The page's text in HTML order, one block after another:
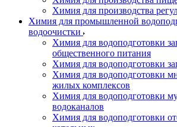
Химия для производства
Химия для промышленной
водоочистки
Химия для водоподготовки
общественного питания
Химия для водоподготовки
Химия для водоподготовки
жилых комплексов
Химия для водоподготовки
водоканалов
Химия для водоподготовки